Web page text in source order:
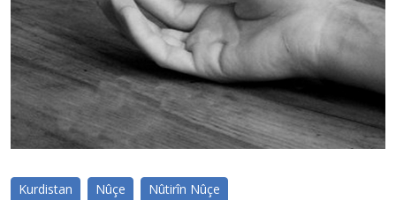
Kurdistan Nûçe Nûtirîn Nûçe